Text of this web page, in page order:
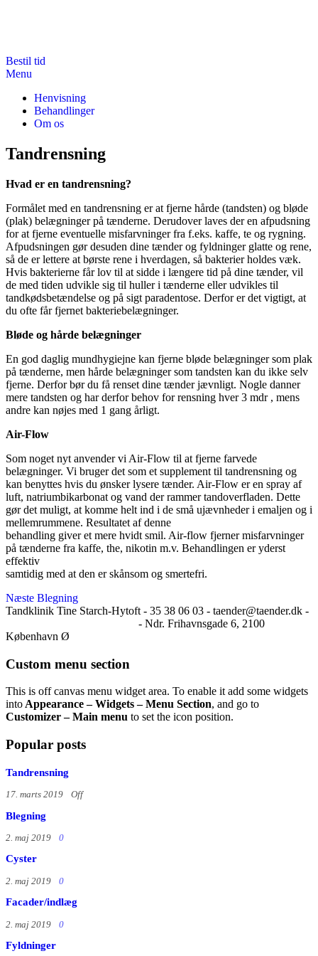
Tandklinik Tine Starch-Hytoft
Hos Tandklinik Tine Starch-Hytoft på østebro er vi stolte af at kunne
Bestil tid
Menu
Henvisning
Behandlinger
Om os
Tandrensning
Hvad er en tandrensning?
Formålet med en tandrensning er at fjerne hårde (tandsten) og bløde
(plak) belægninger på tænderne. Derudover laves der en afpudsning
for at fjerne eventuelle misfarvninger fra f.eks. kaffe, te og rygning.
Afpudsningen gør desuden dine tænder og fyldninger glatte og rene,
så de er lettere at børste rene i hverdagen, så bakterier holdes væk.
Hvis bakterierne får lov til at sidde i længere tid på dine tænder, vil
de med tiden udvikle sig til huller i tænderne eller udvikles til
tandkødsbetændelse og på sigt paradentose. Derfor er det vigtigt, at
du ofte får fjernet bakteriebelægninger.
Bløde og hårde belægninger
En god daglig mundhygiejne kan fjerne bløde belægninger som plak
på tænderne, men hårde belægninger som tandsten kan du ikke selv
fjerne. Derfor bør du få renset dine tænder jævnligt. Nogle danner
mere tandsten og har derfor behov for rensning hver 3 mdr , mens
andre kan nøjes med 1 gang årligt.
Air-Flow
Som noget nyt anvender vi Air-Flow til at fjerne farvede
belægninger. Vi bruger det som et supplement til tandrensning og
kan benyttes hvis du ønsker lysere tænder. Air-Flow er en spray af
luft, natriumbikarbonat og vand der rammer tandoverfladen. Dette
gør det muligt, at komme helt ind i de små ujævnheder i emaljen og i
mellemrummene. Resultatet af denne
behandling giver et mere hvidt smil. Air-flow fjerner misfarvninger
på tænderne fra kaffe, the, nikotin m.v. Behandlingen er yderst
effektiv
samtidig med at den er skånsom og smertefri.
Indlægsnavigation
Næste
indlæg
Næste Blegning
Tandklinik Tine Starch-Hytoft - 35 38 06 03 - taender@taender.dk -
- Ndr. Frihavnsgade 6, 2100
København Ø
Custom menu section
This is off canvas menu widget area. To enable it add some widgets
into Appearance – Widgets – Menu Section, and go to
Customizer – Main menu to set the icon position.
Popular posts
Tandrensning
17. marts 2019 Off
Blegning
2. maj 2019 0
Cyster
2. maj 2019 0
Facader/indlæg
2. maj 2019 0
Fyldninger